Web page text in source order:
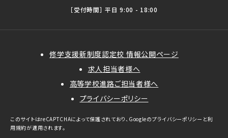
［受付時間］ 平日 9:00 - 18:00
修学支援新制度認定校 情報公開ページ
求人担当者様へ
高等学校進路ご担当者様へ
プライバシーポリシー
このサイトはreCAPTCHAによって保護されており、Googleのプライバシーポリシー と利
用規約が適用されます。